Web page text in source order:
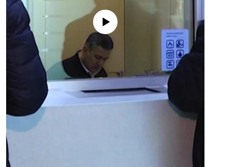
No media source currently available